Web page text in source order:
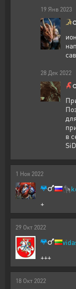
19 Янв 2023
28 Дек 2022
в
1 Ноя 2022
🦍
+
29 Окт 2022
+++
18 Окт 2022